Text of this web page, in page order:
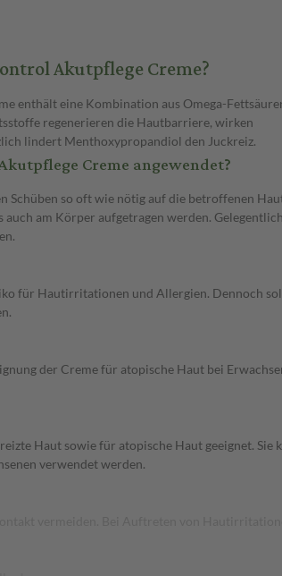
Akutpflege Creme?
enthält eine Kombination aus Omega-
regenerieren die Hautbarriere, wirken
lindert Menthoxypropandiol den Juckreiz.
Creme angewendet?
Schüben so oft wie nötig auf die betroffenen
auch am Körper aufgetragen werden.
für Hautirritationen und Allergien. Dennoch
der Creme für atopische Haut bei
Haut sowie für atopische Haut geeignet. Sie
verwendet werden.